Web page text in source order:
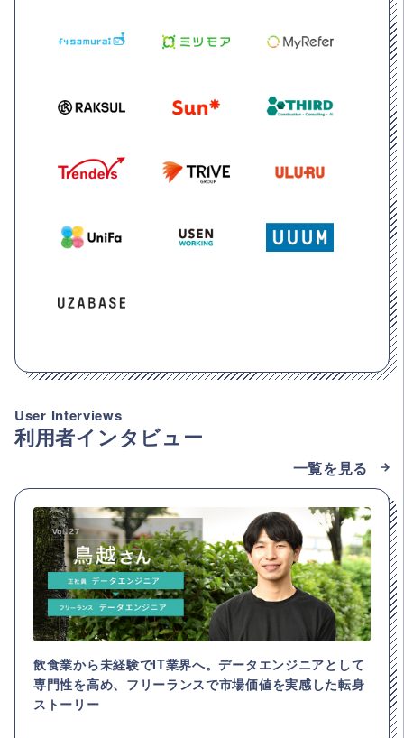
User Interviews
利用者インタビュー
一覧を見る
飲食業から未経験でIT業界へ。データエンジニアとして
専門性を高め、フリーランスで市場価値を実感した転身
ストーリー